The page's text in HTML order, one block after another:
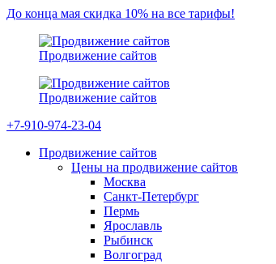
До конца мая скидка 10% на все тарифы!
Продвижение сайтов
Продвижение сайтов
+7-910-974-23-04
Продвижение сайтов
Цены на продвижение сайтов
Москва
Санкт-Петербург
Пермь
Ярославль
Рыбинск
Волгоград